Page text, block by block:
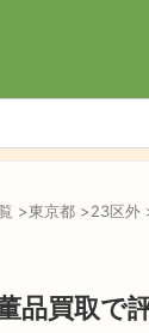
>東京都 >23区外
品買取で